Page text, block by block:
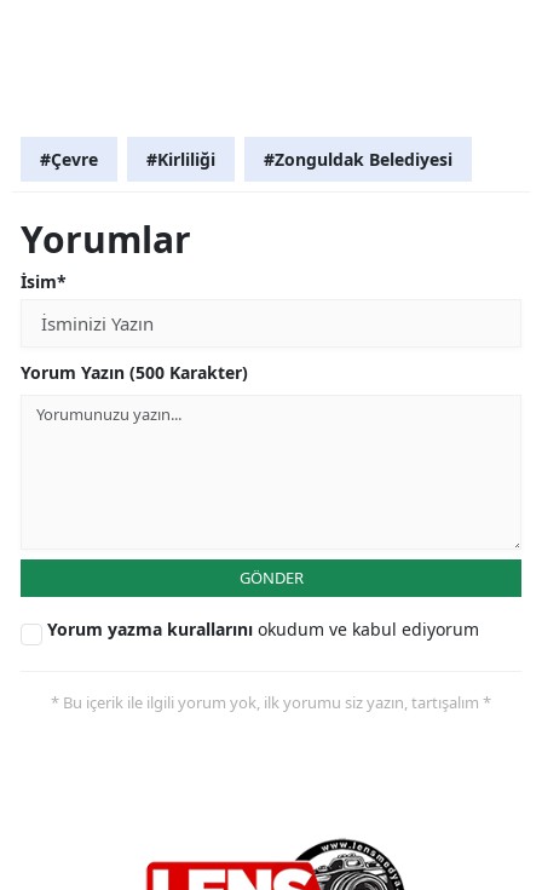
#Çevre #Kirliliği #Zonguldak Belediyesi
Yorumlar
İsim*
Yorum Yazın (500 Karakter)
GÖNDER
Yorum yazma kurallarını okudum ve kabul ediyorum
* Bu içerik ile ilgili yorum yok, ilk yorumu siz yazın, tartışalım *